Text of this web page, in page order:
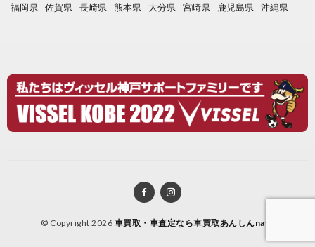
福岡県
佐賀県 長崎県 熊本県 大分県 宮崎県 鹿児島県 沖縄県
© Copyright 2026 車買取・車査定なら車買取あんしんnavi